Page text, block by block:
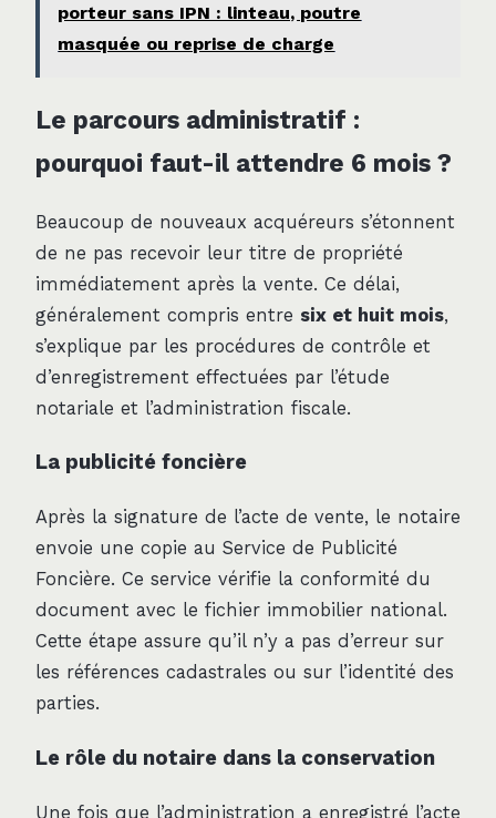
porteur sans IPN : linteau, poutre
masquée ou reprise de charge
Le parcours administratif :
pourquoi faut-il attendre 6 mois ?
Beaucoup de nouveaux acquéreurs s’étonnent
de ne pas recevoir leur titre de propriété
immédiatement après la vente. Ce délai,
généralement compris entre six et huit mois,
s’explique par les procédures de contrôle et
d’enregistrement effectuées par l’étude
notariale et l’administration fiscale.
La publicité foncière
Après la signature de l’acte de vente, le notaire
envoie une copie au Service de Publicité
Foncière. Ce service vérifie la conformité du
document avec le fichier immobilier national.
Cette étape assure qu’il n’y a pas d’erreur sur
les références cadastrales ou sur l’identité des
parties.
Le rôle du notaire dans la conservation
Une fois que l’administration a enregistré l’acte